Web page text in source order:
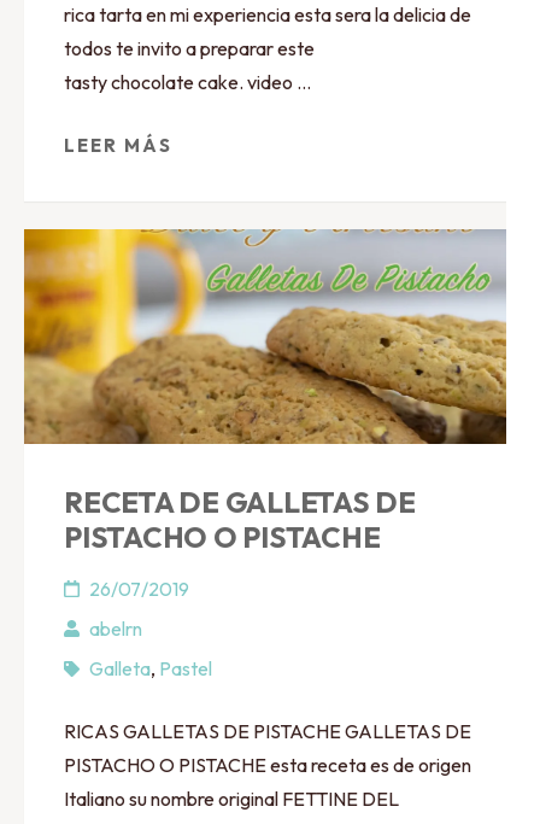
rica tarta en mi experiencia esta sera la delicia de
todos te invito a preparar este
tasty chocolate cake. video …
LEER MÁS
RECETA DE GALLETAS DE
PISTACHO O PISTACHE
26/07/2019
abelrn
Galleta, Pastel
RICAS GALLETAS DE PISTACHE GALLETAS DE
PISTACHO O PISTACHE esta receta es de origen
Italiano su nombre original FETTINE DEL